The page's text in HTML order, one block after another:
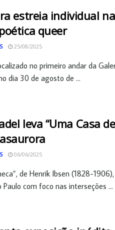
estreia individual
queer
25/08/2025
no primeiro andar da
dia 30 de agosto de ...
leva “Uma Casa
06/06/2025
de Henrik Ibsen (1828-
Paulo com foco nas interseções ...